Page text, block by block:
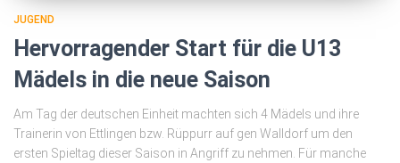
JUGEND
Hervorragender Start für die U13
Mädels in die neue Saison
Am Tag der deutschen Einheit machten sich 4 Mädels und ihre
Trainerin von Ettlingen bzw. Rüppurr auf gen Walldorf um den
ersten Spieltag dieser Saison in Angriff zu nehmen. Für manche